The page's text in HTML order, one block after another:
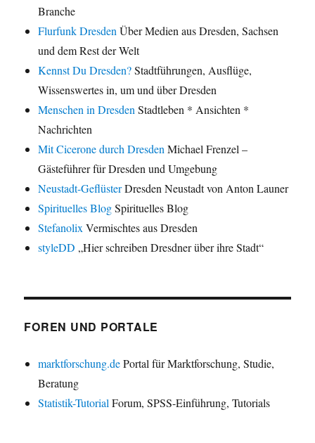
Branche
Flurfunk Dresden Über Medien aus Dresden, Sachsen
und dem Rest der Welt
Kennst Du Dresden?Stadtführungen, Ausflüge,
Wissenswertes in, um und über Dresden
Menschen in Dresden Stadtleben * Ansichten *
Nachrichten
Mit Cicerone durch Dresden Michael Frenzel –
Gästeführer für Dresden und Umgebung
Neustadt-GeflüsterDresden Neustadt von Anton Launer
Spirituelles BlogSpirituelles Blog
Stefanolix Vermischtes aus Dresden
styleDD „Hier schreiben Dresdner über ihre Stadt“
FOREN UND PORTALE
marktforschung.dePortal für Marktforschung, Studie,
Beratung
Statistik-Tutorial Forum, SPSS-Einführung, Tutorials